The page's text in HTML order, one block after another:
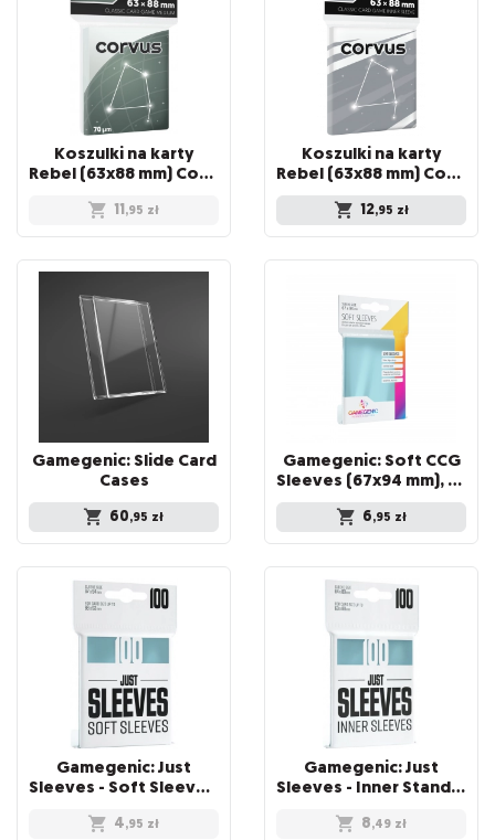
Koszulki na karty
Rebel (63x88 mm) Corvus Medium, 100 sztuk
11,95 zł
Koszulki na karty
Rebel (63x88 mm) Corvus Inner Sleeve Light, 100 sztuk
12,95 zł
Gamegenic: Slide Card
Cases
60,95 zł
Gamegenic: Soft CCG
Sleeves (67x94 mm), 100 sztuk
6,95 zł
Gamegenic: Just
Sleeves - Soft Sleeves (67 x 94 mm) 100 sztuk, Clear
4,95 zł
Gamegenic: Just
Sleeves - Inner Standard Card Game Sleeves (64x89 mm), 100 sztuk
8,49 zł